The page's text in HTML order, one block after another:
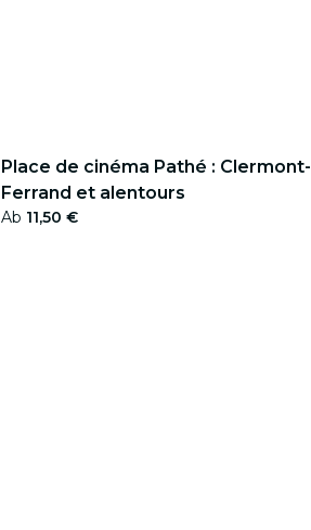
Place de cinéma Pathé : Clermont-
Ferrand et alentours
Ab 11,50 €